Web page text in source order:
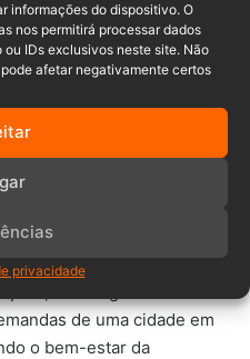
informações do dispositivo. O
nos permitirá processar dados
IDs exclusivos neste site. Não
afetar negativamente certos
privacidade
a administração
e financiamentos que
necessárias,
de água eficiente para os
de uma cidade em
o bem-estar da